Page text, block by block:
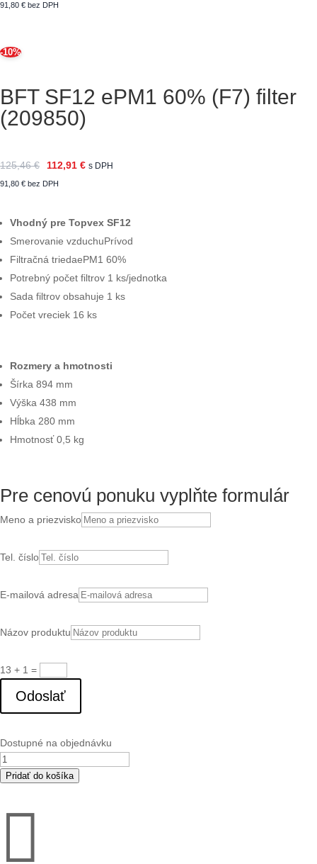
91,80 € bez DPH
-10%
BFT SF12 ePM1 60% (F7) filter
(209850)
125,46€ 112,91 € s DPH
91,80 € bez DPH
Vhodný pre Topvex SF12
Smerovanie vzduchuPrívod
Filtračná triedaePM1 60%
Potrebný počet filtrov 1 ks/jednotka
Sada filtrov obsahuje 1 ks
Počet vreciek 16 ks
Rozmery a hmotnosti
Šírka 894 mm
Výška 438 mm
Hĺbka 280 mm
Hmotnosť 0,5 kg
Pre cenovú ponuku vyplňte formulár
Meno a priezvisko
Tel. číslo
E-mailová adresa
Názov produktu
13 + 1 =
Odoslať
Dostupné na objednávku
množstvo
BFT
filter
Pridať do košíka
